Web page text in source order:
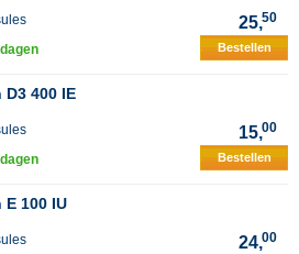
25,50
Bestellen
D3 400 IE
15,00
Bestellen
E 100 IU
24,00